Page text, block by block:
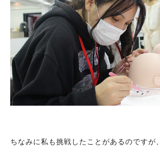
ちなみに私も挑戦したことがあるのですが、